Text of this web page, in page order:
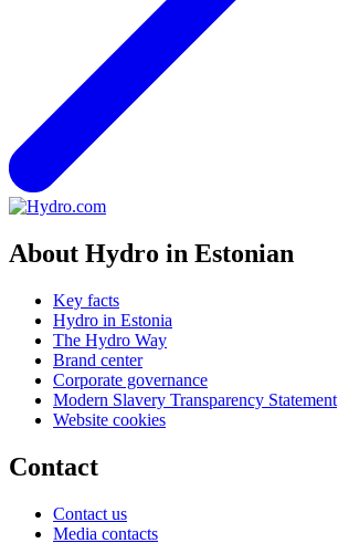
About Hydro in Estonian
Key facts
Hydro in Estonia
The Hydro Way
Brand center
Corporate governance
Modern Slavery Transparency Statement
Website cookies
Contact
Contact us
Media contacts